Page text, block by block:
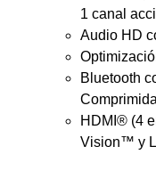
1 canal
Audio HD
Bluetooth
Comprimida
HDMI® (4
Vision™ y